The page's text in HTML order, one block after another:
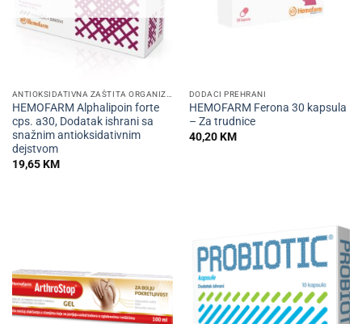
HEMOFARM Alphalipoin forte
cps. a30, Dodatak ishrani sa
snažnim antioksidativnim
dejstvom
19,65KM
DODACI PREHRANI
HEMOFARM Ferona 30 kapsula
– Za trudnice
40,20KM